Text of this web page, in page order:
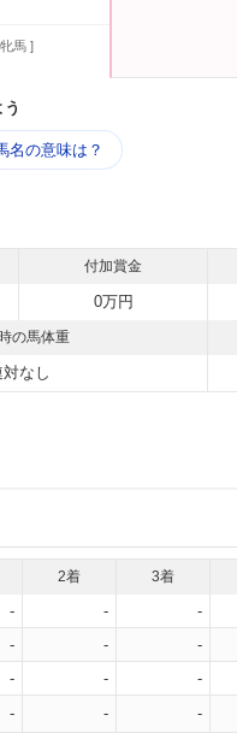
馬 ]
名の意味は？
付加賞金
0万円
の馬体重
対なし
2着 3着
- - -
- - -
- - -
- - -